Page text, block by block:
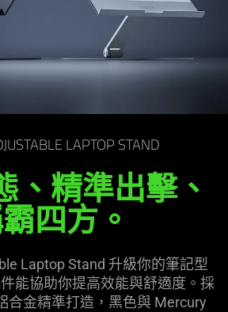
LAPTOP STAND
、精準出擊、
四方。
Laptop Stand 升級你的筆記型
能協助你提高效能與舒適度。採
合金精準打造，黑色與 Mercury